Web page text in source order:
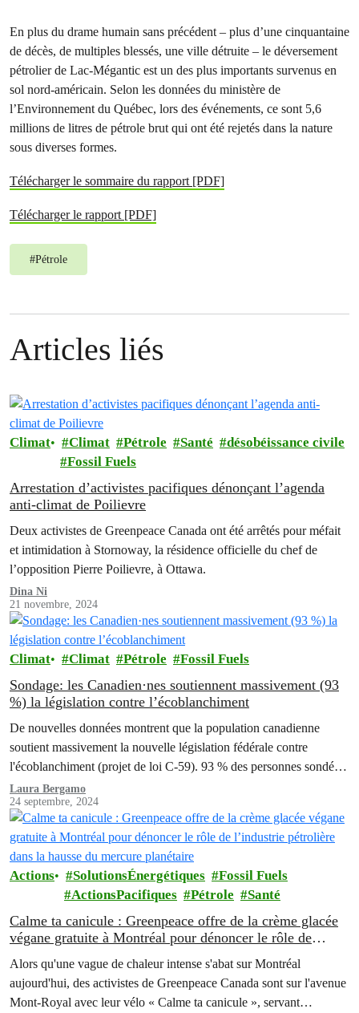
En plus du drame humain sans précédent – plus d’une cinquantaine
de décès, de multiples blessés, une ville détruite – le déversement
pétrolier de Lac-Mégantic est un des plus importants survenus en
sol nord-américain. Selon les données du ministère de
l’Environnement du Québec, lors des événements, ce sont 5,6
millions de litres de pétrole brut qui ont été rejetés dans la nature
sous diverses formes.
Télécharger le sommaire du rapport [PDF]
Télécharger le rapport [PDF]
#Pétrole
Articles liés
Climat Climat Pétrole Santé
désobéissance civile
Fossil Fuels
Arrestation d’activistes pacifiques dénonçant l’agenda
anti-climat de Poilievre
Deux activistes de Greenpeace Canada ont été arrêtés pour méfait
et intimidation à Stornoway, la résidence officielle du chef de
l’opposition Pierre Poilievre, à Ottawa.
Dina Ni
21 novembre, 2024
Climat Climat Pétrole Fossil Fuels
Sondage: les Canadien·nes soutiennent massivement (93
%) la législation contre l’écoblanchiment
De nouvelles données montrent que la population canadienne
soutient massivement la nouvelle législation fédérale contre
l'écoblanchiment (projet de loi C-59). 93 % des personnes sondées
affirment que: « Les entreprises devraient être passibles de
sanctions si elles font des déclarations environnementales dont elles
ne peuvent prouver la véracité », selon un sondage réalisé par le…
Laura Bergamo
24 septembre, 2024
Actions SolutionsÉnergétiques
Fossil Fuels
ActionsPacifiques
Pétrole Santé
Calme ta canicule : Greenpeace offre de la crème glacée
végane gratuite à Montréal pour dénoncer le rôle de
l’industrie pétrolière dans la hausse du mercure planétaire
Alors qu'une vague de chaleur intense s'abat sur Montréal
aujourd'hui, des activistes de Greenpeace Canada sont sur l'avenue
Mont-Royal avec leur vélo « Calme ta canicule », servant